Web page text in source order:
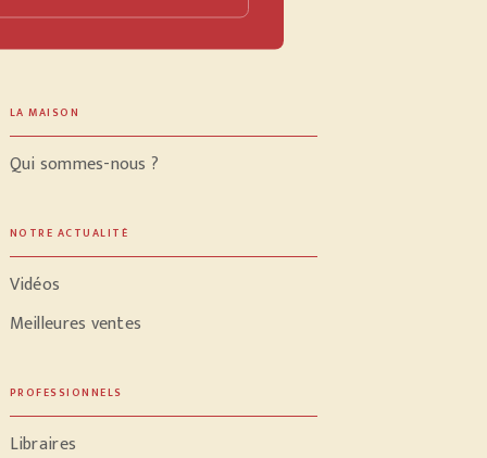
LA MAISON
Qui sommes-nous ?
NOTRE ACTUALITÉ
Vidéos
Meilleures ventes
PROFESSIONNELS
Libraires